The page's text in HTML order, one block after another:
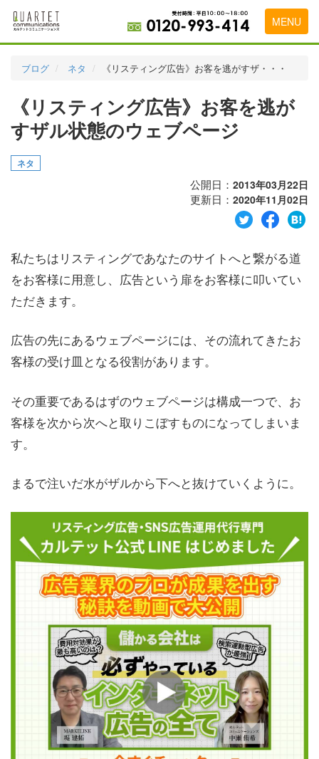
MENU
実績・お客様の声
初めて導入をお考えの方
代理店の乗り換えをお考えの方
会社概要
お問い合わせ
ブログ ネタ 《リスティング広告》お客を逃がすザ・・・
《リスティング広告》お客を逃が
すザル状態のウェブページ
ネタ
公開日： 2013年03月22日
更新日： 2020年11月02日
私たちはリスティングであなたのサイトへと繋がる道
をお客様に用意し、広告という扉をお客様に叩いてい
ただきます。
広告の先にあるウェブページには、その流れてきたお
客様の受け皿となる役割があります。
その重要であるはずのウェブページは構成一つで、お
客様を次から次へと取りこぼすものになってしまいま
す。
まるで注いだ水がザルから下へと抜けていくように。